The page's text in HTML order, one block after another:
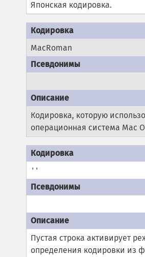
Японская кодировка.
MacRoman
Кодировка, которую
операционная система Mac
''
Пустая строка активирует
определения кодировки из